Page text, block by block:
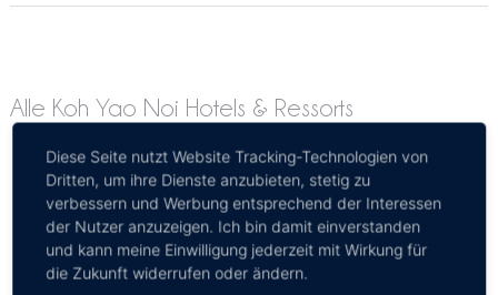
Alle Koh Yao Noi Hotels & Ressorts
Diese Seite nutzt Website Tracking-Technologien von
Dritten, um ihre Dienste anzubieten, stetig zu
verbessern und Werbung entsprechend der Interessen
der Nutzer anzuzeigen. Ich bin damit einverstanden
und kann meine Einwilligung jederzeit mit Wirkung für
die Zukunft widerrufen oder ändern.